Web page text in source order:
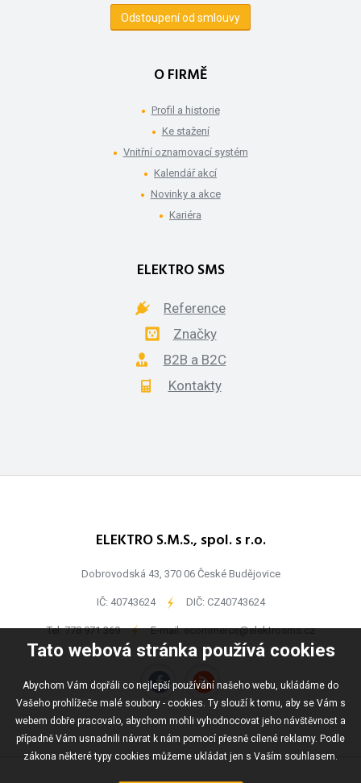
Tato webová stránka používá cookies
Abychom Vám dopřáli co nejlepší používání našeho webu, ukládáme do
Vašeho prohlížeče malé soubory - cookies. Ty slouží k tomu, aby se Vám s
webem dobře pracovalo, abychom mohli vyhodnocovat jeho návštěvnost a
případně Vám usnadnili návrat k nám pomocí přesně cílené reklamy. Podle
zákona některé typy cookies můžeme ukládat jen s Vaším souhlasem.
Odstoupení od smlouvy
O FIRMĚ
Profil a historie
Ke stažení
Vnitřní oznamovací systém
Kalendář akcí
Novinky a akce
Kariéra
ELEKTRO SMS
Reference
Značky
B2B a B2C
Kontakty
ELEKTRO S.M.S., spol. s r.o.
Dobrovodská 43, 370 06 České Budějovice
IČ: 40743624 - DIČ: CZ40743624
Tel:778 971 369 - E-mail:ecommerce@elektrosms.cz